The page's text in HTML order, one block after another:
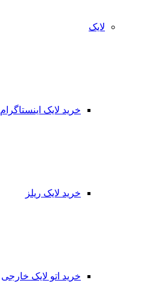
لایک
خرید لایک اینستاگرام
خرید لایک ریلز
خرید اتو لایک خارجی